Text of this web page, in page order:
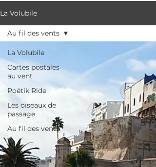
La Volubile
La Volubile
Cartes postales
au vent
Poétik Ride
Les oiseaux de
passage
Au fil des vents
Au fil des vents